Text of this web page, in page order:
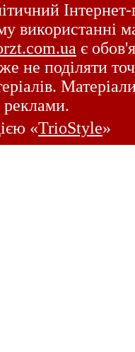
використанні
є
не поділяти
реклами.
«TrioStyle»